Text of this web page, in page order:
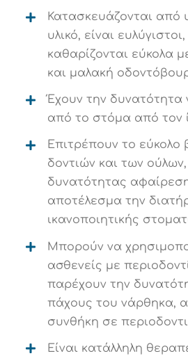
Κατασκευάζονται από
υλικό, είναι
καθαρίζονται εύκολα
και μαλακή
Έχουν την δυνατότητα
από το στόμα από τον
Επιτρέπουν το
δοντιών και των
δυνατότητας
αποτέλεσμα την
ικανοποιητικής
Μπορούν να
ασθενείς με
παρέχουν την
πάχους του νάρθηκα,
συνθήκη σε
Είναι κατάλληλη